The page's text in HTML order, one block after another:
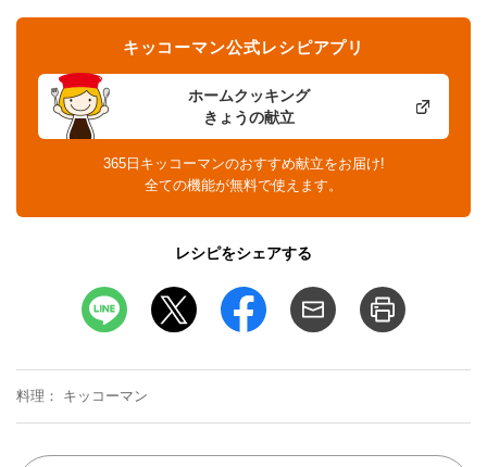
ホームクッキング
きょうの献立
キッコーマン公式レシピアプリ
365日キッコーマンのおすすめ献立をお届け!
全ての機能が無料で使えます。
レシピをシェアする
料理 キッコーマン